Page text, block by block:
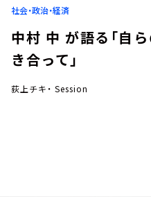
社会・政治・経済
中村 中 が語る「自
き合って」
荻上チキ・ Session